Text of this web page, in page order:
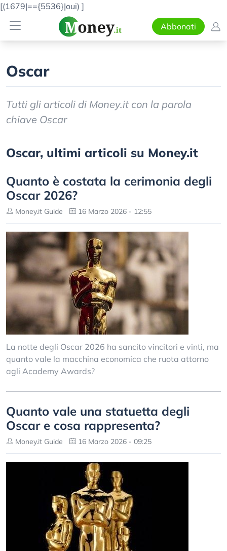
[(1679|=={5536}|oui) ]
Abbonati
Oscar
Tutti gli articoli di Money.it con la parola
chiave Oscar
Oscar, ultimi articoli su Money.it
Quanto è costata la cerimonia degli
Oscar 2026?
Money.it Guide 16 Marzo 2026 - 12:55
La notte degli Oscar 2026 ha sancito vincitori e vinti, ma
quanto vale la macchina economica che ruota attorno
agli Academy Awards?
Quanto vale una statuetta degli
Oscar e cosa rappresenta?
Money.it Guide 16 Marzo 2026 - 09:25